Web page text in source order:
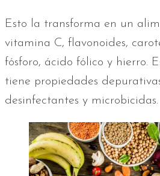
Esto la transforma en un
vitamina C, flavonoides,
fósforo, ácido fólico y hierro.
tiene propiedades
desinfectantes y microbicidas.